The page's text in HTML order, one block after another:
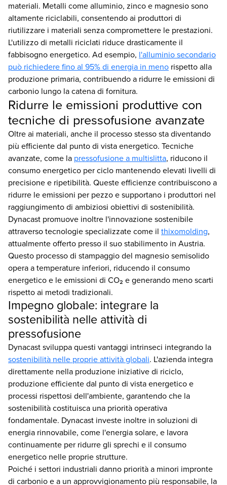
materiali. Metalli come alluminio, zinco e magnesio sono
altamente riciclabili, consentendo ai produttori di
riutilizzare i materiali senza compromettere le prestazioni.
L'utilizzo di metalli riciclati riduce drasticamente il
fabbisogno energetico. Ad esempio, l'alluminio secondario
può richiedere fino al 95% di energia in meno rispetto alla
produzione primaria, contribuendo a ridurre le emissioni di
carbonio lungo la catena di fornitura.
Ridurre le emissioni produttive con
tecniche di pressofusione avanzate
Oltre ai materiali, anche il processo stesso sta diventando
più efficiente dal punto di vista energetico. Tecniche
avanzate, come la pressofusione a multislitta, riducono il
consumo energetico per ciclo mantenendo elevati livelli di
precisione e ripetibilità. Queste efficienze contribuiscono a
ridurre le emissioni per pezzo e supportano i produttori nel
raggiungimento di ambiziosi obiettivi di sostenibilità.
Dynacast promuove inoltre l'innovazione sostenibile
attraverso tecnologie specializzate come il thixomolding,
attualmente offerto presso il suo stabilimento in Austria.
Questo processo di stampaggio del magnesio semisolido
opera a temperature inferiori, riducendo il consumo
energetico e le emissioni di CO₂ e generando meno scarti
rispetto ai metodi tradizionali.
Impegno globale: integrare la
sostenibilità nelle attività di
pressofusione
Dynacast sviluppa questi vantaggi intrinseci integrando la
sostenibilità nelle proprie attività globali. L'azienda integra
direttamente nella produzione iniziative di riciclo,
produzione efficiente dal punto di vista energetico e
processi rispettosi dell'ambiente, garantendo che la
sostenibilità costituisca una priorità operativa
fondamentale. Dynacast investe inoltre in soluzioni di
energia rinnovabile, come l'energia solare, e lavora
continuamente per ridurre gli sprechi e il consumo
energetico nelle proprie strutture.
Poiché i settori industriali danno priorità a minori impronte
di carbonio e a un approvvigionamento più responsabile, la